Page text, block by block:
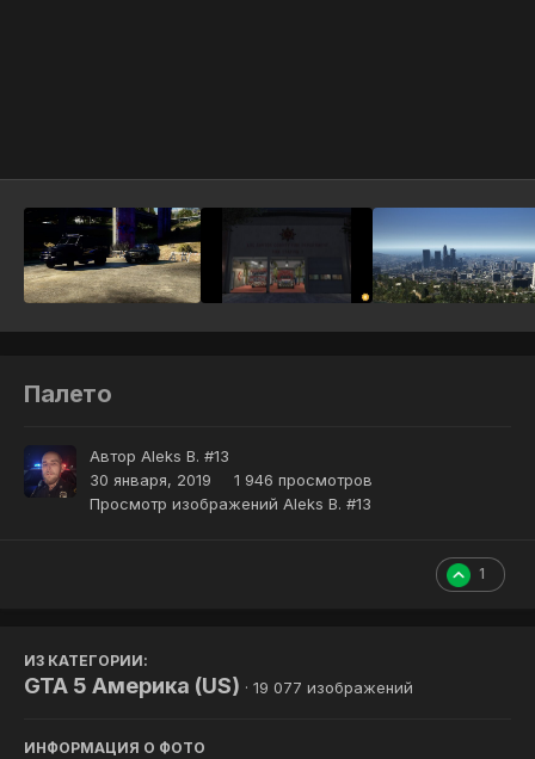
Палето
Автор Aleks B. #13
30 января, 2019
1 946 просмотров
Просмотр изображений Aleks B. #13
1
ИЗ КАТЕГОРИИ:
GTA 5 Америка (US) · 19 077 изображений
ИНФОРМАЦИЯ О ФОТО